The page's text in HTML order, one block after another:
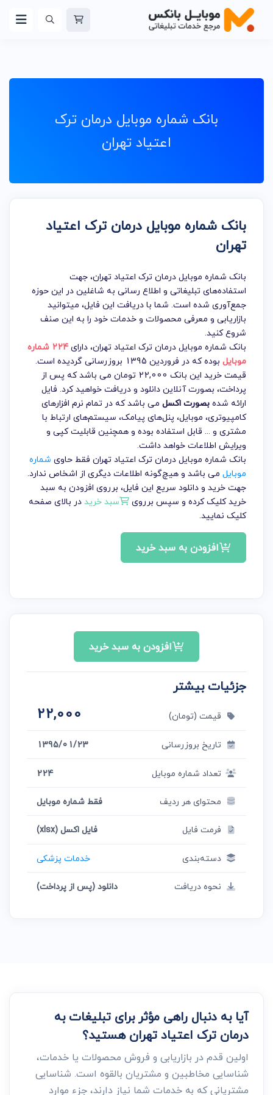
بانک شماره موبایل درمان ترک
اعتیاد تهران
بانک شماره موبایل درمان ترک اعتیاد
تهران
بانک شماره موبایل درمان ترک اعتیاد تهران، جهت
استفاده‌های تبلیغاتی و اطلاع رسانی به شاغلین در این حوزه
جمع‌آوری شده است. شما با دریافت این فایل، میتوانید
بازاریابی و معرفی محصولات و خدمات خود را به این صنف
شروع کنید.
بانک شماره موبایل درمان ترک اعتیاد تهران، دارای
224 شماره
موبایل بوده که در فروردین 1395 بروزرسانی گردیده است.
قیمت خرید این بانک 22,000 تومان می باشد که پس از
پرداخت، بصورت آنلاین دانلود و دریافت خواهید کرد. فایل
ارائه شدهبصورت اکسل می باشد که در تمام نرم افزارهای
کامپیوتری، موبایل، پنل‌های پیامک، سیستم‌های ارتباط با
مشتری و ... قابل استفاده بوده و همچنین قابلیت کپی و
ویرایش اطلاعات خواهد داشت.
بانک شماره موبایل درمان ترک اعتیاد تهران فقط حاوی شماره
موبایل می باشد و هیچ‌گونه اطلاعات دیگری از اشخاص ندارد.
جهت خرید و دانلود سریع این فایل، برروی افزودن به سبد
خرید کلیک کرده و سپس برروی
سبد خریددر بالای صفحه
کلیک نمایید.
افزودن به سبد خرید
افزودن به سبد خرید
جزئیات بیشتر
قیمت (تومان) 22,000
تاریخ بروزرسانی
1395/01/23
تعداد شماره موبایل
224
محتوای هر ردیف
فقط شماره موبایل
فرمت فایل
فایل اکسل (xlsx)
دسته‌بندی
خدمات پزشکی
نحوه دریافت
دانلود (پس از پرداخت)
آیا به دنبال راهی مؤثر برای تبلیغات به
درمان ترک اعتیاد تهران هستید؟
اولین قدم در بازاریابی و فروش محصولات یا خدمات،
شناسایی مخاطبین و مشتریان بالقوه است. شناسایی
مشتریانی که به خدمات شما نیاز دارند، جزء موارد